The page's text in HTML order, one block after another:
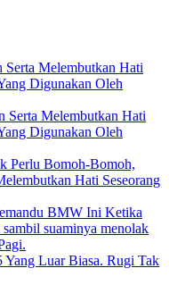
Melembutkan Hati
Digunakan Oleh
Serta Melembutkan Hati
Digunakan Oleh
Perlu Bomoh-Bomoh,
Hati Seseorang
BMW Ini Ketika
suaminya menolak
Luar Biasa. Rugi Tak